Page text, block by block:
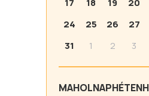
17
18 19 20
24
25 26 27
31
1 2 3
MAHOLNAPHÉTEN